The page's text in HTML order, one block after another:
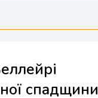
спадщини